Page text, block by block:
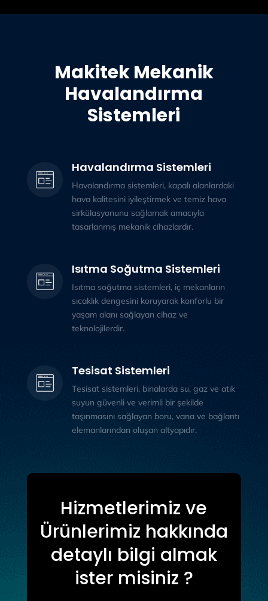
Makitek Mekanik
Havalandırma
Sistemleri
Havalandırma Sistemleri
Havalandırma sistemleri, kapalı alanlardaki
hava kalitesini iyileştirmek ve temiz hava
sirkülasyonunu sağlamak amacıyla
tasarlanmış mekanik cihazlardır.
Isıtma Soğutma Sistemleri
Isıtma soğutma sistemleri, iç mekanların
sıcaklık dengesini koruyarak konforlu bir
yaşam alanı sağlayan cihaz ve
teknolojilerdir.
Tesisat Sistemleri
Tesisat sistemleri, binalarda su, gaz ve atık
suyun güvenli ve verimli bir şekilde
taşınmasını sağlayan boru, vana ve bağlantı
elemanlarından oluşan altyapıdır.
Hizmetlerimiz ve
Ürünlerimiz hakkında
detaylı bilgi almak
ister misiniz ?